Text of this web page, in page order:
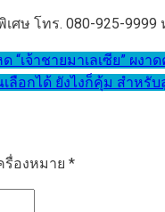
โทร. 080-925-9999
“เจ้าชายมาเลเซีย” ผง
อกได้ ยังไงก็คุ้ม สำหรั
รื่องหมาย *